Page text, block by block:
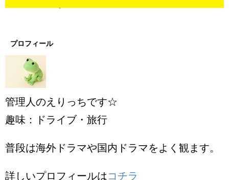
プロフィール
管理人のえりっちです☆
趣味：ドライブ・旅行
普段は海外ドラマや国内ドラマをよく観ます。
詳しいプロフィールはコチラ